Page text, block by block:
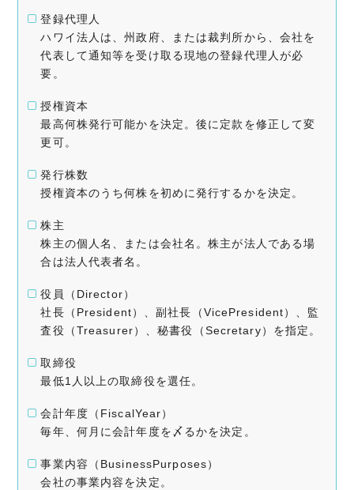
登録代理人
ハワイ法人は、州政府、または裁判所から、会社を
代表して通知等を受け取る現地の登録代理人が必
要。
授権資本
最高何株発行可能かを決定。後に定款を修正して変
更可。
発行株数
授権資本のうち何株を初めに発行するかを決定。
株主
株主の個人名、または会社名。株主が法人である場
合は法人代表者名。
役員（Director）
社長（President）、副社長（VicePresident）、監
査役（Treasurer）、秘書役（Secretary）を指定。
取締役
最低1人以上の取締役を選任。
会計年度（FiscalYear）
毎年、何月に会計年度を〆るかを決定。
事業内容（BusinessPurposes）
会社の事業内容を決定。